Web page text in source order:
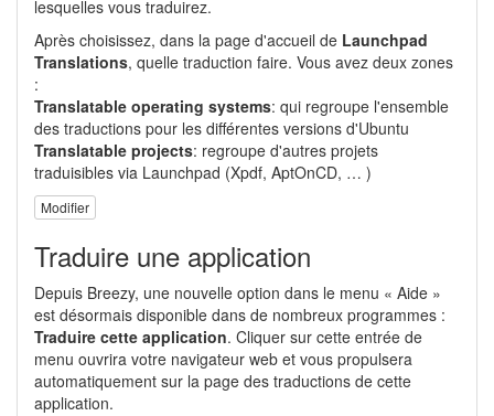
lesquelles vous traduirez.
Après choisissez, dans la page d'accueil de Launchpad
Translations, quelle traduction faire. Vous avez deux zones
:
Translatable operating systems: qui regroupe l'ensemble
des traductions pour les différentes versions d'Ubuntu
Translatable projects: regroupe d'autres projets
traduisibles via Launchpad (Xpdf, AptOnCD, … )
Modifier
Traduire une application
Depuis Breezy, une nouvelle option dans le menu « Aide »
est désormais disponible dans de nombreux programmes :
Traduire cette application. Cliquer sur cette entrée de
menu ouvrira votre navigateur web et vous propulsera
automatiquement sur la page des traductions de cette
application.